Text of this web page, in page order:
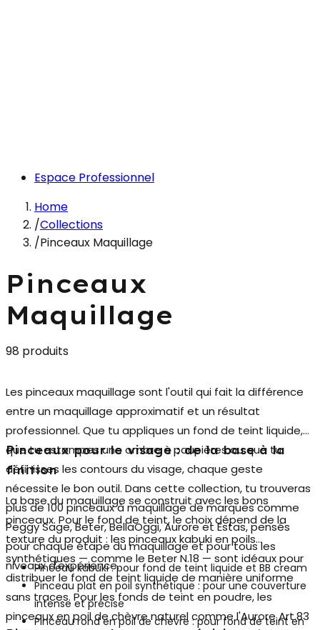
Espace Professionnel
Home
/Collections
/Pinceaux Maquillage
Pinceaux
Maquillage
98 produits
Les pinceaux maquillage sont l'outil qui fait la différence
entre un maquillage approximatif et un résultat
professionnel. Que tu appliques un fond de teint liquide,
que tu estompes une ombre à paupières ou que tu
définisses les contours du visage, chaque geste
nécessite le bon outil. Dans cette collection, tu trouveras
plus de 100 pinceaux à maquillage de marques comme
Peggy Sage, Beter, BellaOggi, Aurore et Estas, pensés
pour chaque étape du maquillage et pour tous les
niveaux d'expérience.
Pinceaux pour le visage : de la base à la
finition
La base du maquillage se construit avec les bons
pinceaux. Pour le fond de teint, le choix dépend de la
texture du produit : les pinceaux kabuki en poils
synthétiques — comme le Beter N.18 — sont idéaux pour
distribuer le fond de teint liquide de manière uniforme
sans traces. Pour les fonds de teint en poudre, les
pinceaux en poil de chèvre naturel comme l'Aurore Art.83
Pinceau kabuki : pour fond de teint liquide et BB cream
Pinceau plat en poil synthétique : pour une couverture
intense et précise
Pinceau rond en poil de chèvre : pour fond de teint en